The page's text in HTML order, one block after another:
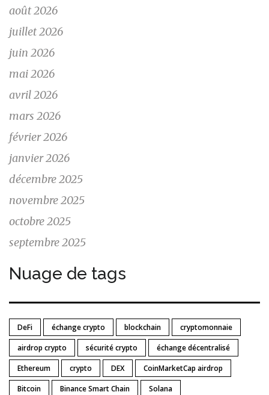
août 2026
juillet 2026
juin 2026
mai 2026
avril 2026
mars 2026
février 2026
janvier 2026
décembre 2025
novembre 2025
octobre 2025
septembre 2025
Nuage de tags
DeFi échange crypto blockchain
cryptomonnaie
airdrop crypto
sécurité crypto
échange décentralisé
Ethereum
crypto DEX
CoinMarketCap airdrop
Bitcoin
Binance Smart Chain
Solana